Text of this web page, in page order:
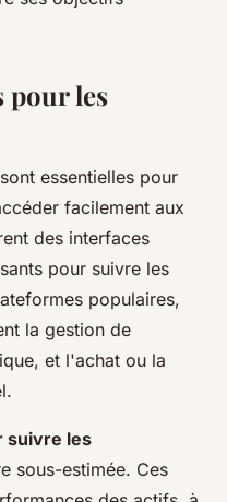
pour les
sont essentielles pour
facilement aux
des interfaces
pour suivre les
populaires,
la gestion de
et l'achat ou la
suivre les
sous-estimée. Ces